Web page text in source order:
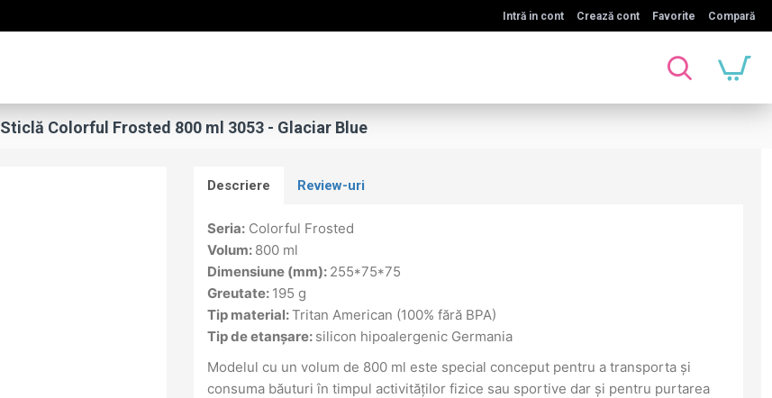
Intră in cont Crează cont Favorite Compară
Sticlă Colorful Frosted 800 ml 3053 - Glaciar Blue
Descriere Review-uri
Seria: Colorful Frosted
Volum: 800 ml
Dimensiune (mm): 255*75*75
Greutate: 195 g
Tip material:Tritan American (100% fără BPA)
Tip de etanșare: silicon hipoalergenic Germania
Modelul cu un volum de 800 ml este special conceput pentru a transporta și
consuma băuturi în timpul activităților fizice sau sportive dar și pentru purtarea